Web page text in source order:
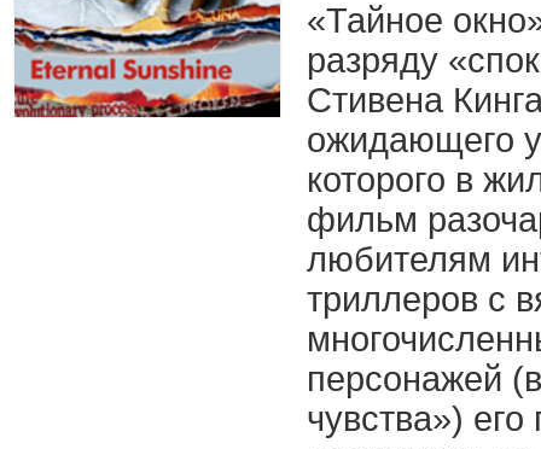
«Тайное
разряду
Стивена
ожидающего
которого в
фильм
любителям
триллеров с
персонажей
чувства»)